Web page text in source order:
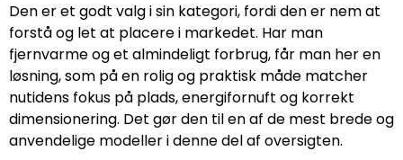
Den er et godt valg i sin kategori, fordi den er nem at
forstå og let at placere i markedet. Har man
fjernvarme og et almindeligt forbrug, får man her en
løsning, som på en rolig og praktisk måde matcher
nutidens fokus på plads, energifornuft og korrekt
dimensionering. Det gør den til en af de mest brede og
anvendelige modeller i denne del af oversigten.